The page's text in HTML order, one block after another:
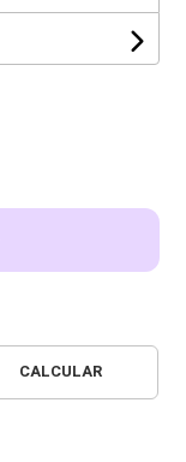
CALCULAR